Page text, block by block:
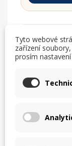
help_outline MÁM
Popis
Tyto webové
zařízení
prosím